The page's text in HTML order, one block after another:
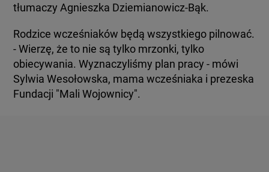
tłumaczy Agnieszka Dziemianowicz-Bąk.
Rodzice wcześniaków będą wszystkiego pilnować.
- Wierzę, że to nie są tylko mrzonki, tylko
obiecywania. Wyznaczyliśmy plan pracy - mówi
Sylwia Wesołowska, mama wcześniaka i prezeska
Fundacji "Mali Wojownicy".